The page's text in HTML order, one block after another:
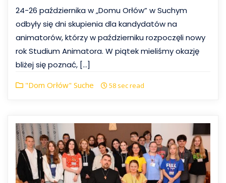
24-26 października w „Domu Orłów” w Suchym
odbyły się dni skupienia dla kandydatów na
animatorów, którzy w październiku rozpoczęli nowy
rok Studium Animatora. W piątek mieliśmy okazję
bliżej się poznać, […]
"Dom Orłów" Suche 58 sec read